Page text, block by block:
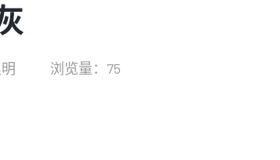
浏览量：75